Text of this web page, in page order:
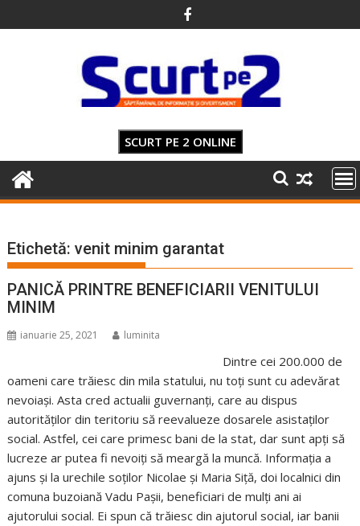
to
SCURT PE 2 ONLINE
Etichetă:venit minim garantat
PANICĂ PRINTRE BENEFICIARII VENITULUI
MINIM
ianuarie 25, 2021 luminita
Dintre cei 200.000 de
oameni care trăiesc din mila statului, nu toți sunt cu adevărat
nevoiași. Asta cred actualii guvernanți, care au dispus
autorităților din teritoriu să reevalueze dosarele asistaților
social. Astfel, cei care primesc bani de la stat, dar sunt apți să
lucreze ar putea fi nevoiți să meargă la muncă. Informația a
ajuns și la urechile soților Nicolae și Maria Siță, doi localnici din
comuna buzoiană Vadu Pașii, beneficiari de mulți ani ai
ajutorului social. Ei spun că trăiesc din ajutorul social, iar banii